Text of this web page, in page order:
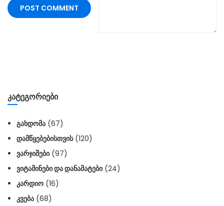
ᲙᲐᲢᲔᲒᲝᲠᲘᲔᲑᲘ
ᲒᲐᲮᲓᲝᲛᲐ (67)
ᲓᲐᲛᲬᲧᲔᲑᲔᲑᲘᲡᲗᲕᲘᲡ(120)
ᲕᲐᲠᲯᲘᲨᲔᲑᲘ (97)
ᲕᲘᲢᲐᲛᲘᲜᲔᲑᲘ ᲓᲐ ᲓᲐᲜᲐᲛᲐᲢᲔᲑᲘ (24)
ᲙᲐᲠᲓᲘᲝ (16)
ᲙᲕᲔᲑᲐ (68)